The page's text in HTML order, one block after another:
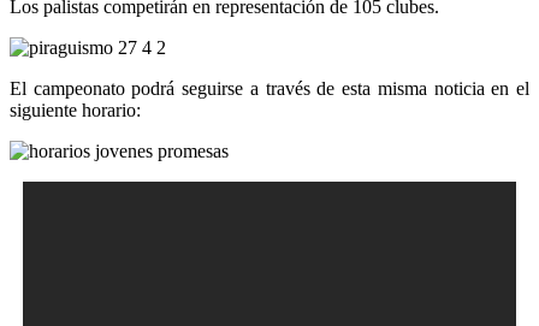
Los palistas competirán en representación de 105 clubes.
El campeonato podrá seguirse a través de esta misma noticia en el
siguiente horario: